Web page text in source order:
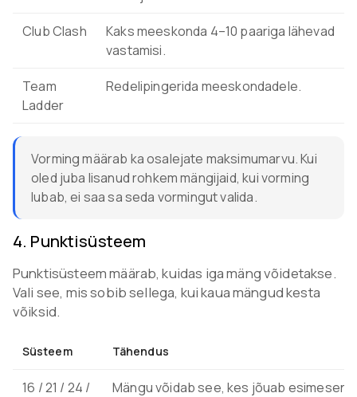
Club Clash
Kaks meeskonda 4–10 paariga lähevad
vastamisi.
Team
Ladder
Redelipingerida meeskondadele.
Vorming määrab ka osalejate maksimumarvu. Kui
oled juba lisanud rohkem mängijaid, kui vorming
lubab, ei saa sa seda vormingut valida.
4. Punktisüsteem
Punktisüsteem määrab, kuidas iga mäng võidetakse.
Vali see, mis sobib sellega, kui kaua mängud kesta
võiksid.
Süsteem Tähendus
16 / 21 / 24 /
Mängu võidab see, kes jõuab